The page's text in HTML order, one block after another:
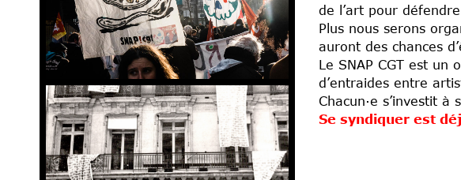
de l’art pour
Plus nous serons
auront des chances
Le SNAP CGT est un
d’entraides entre
Chacun·e s’investit
Se syndiquer est